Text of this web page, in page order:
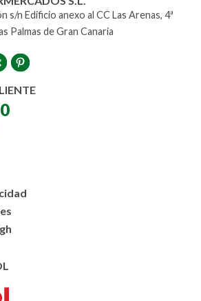
s/n Edificio anexo al CC Las Arenas, 4ª
Palmas de Gran Canaria